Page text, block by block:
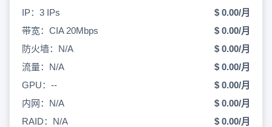
IP：3 IPs
$ 0.00/月
带宽：CIA 20Mbps
$ 0.00/月
防火墙：N/A
$ 0.00/月
流量：N/A
$ 0.00/月
GPU：--
$ 0.00/月
内网：N/A
$ 0.00/月
RAID：N/A
$ 0.00/月